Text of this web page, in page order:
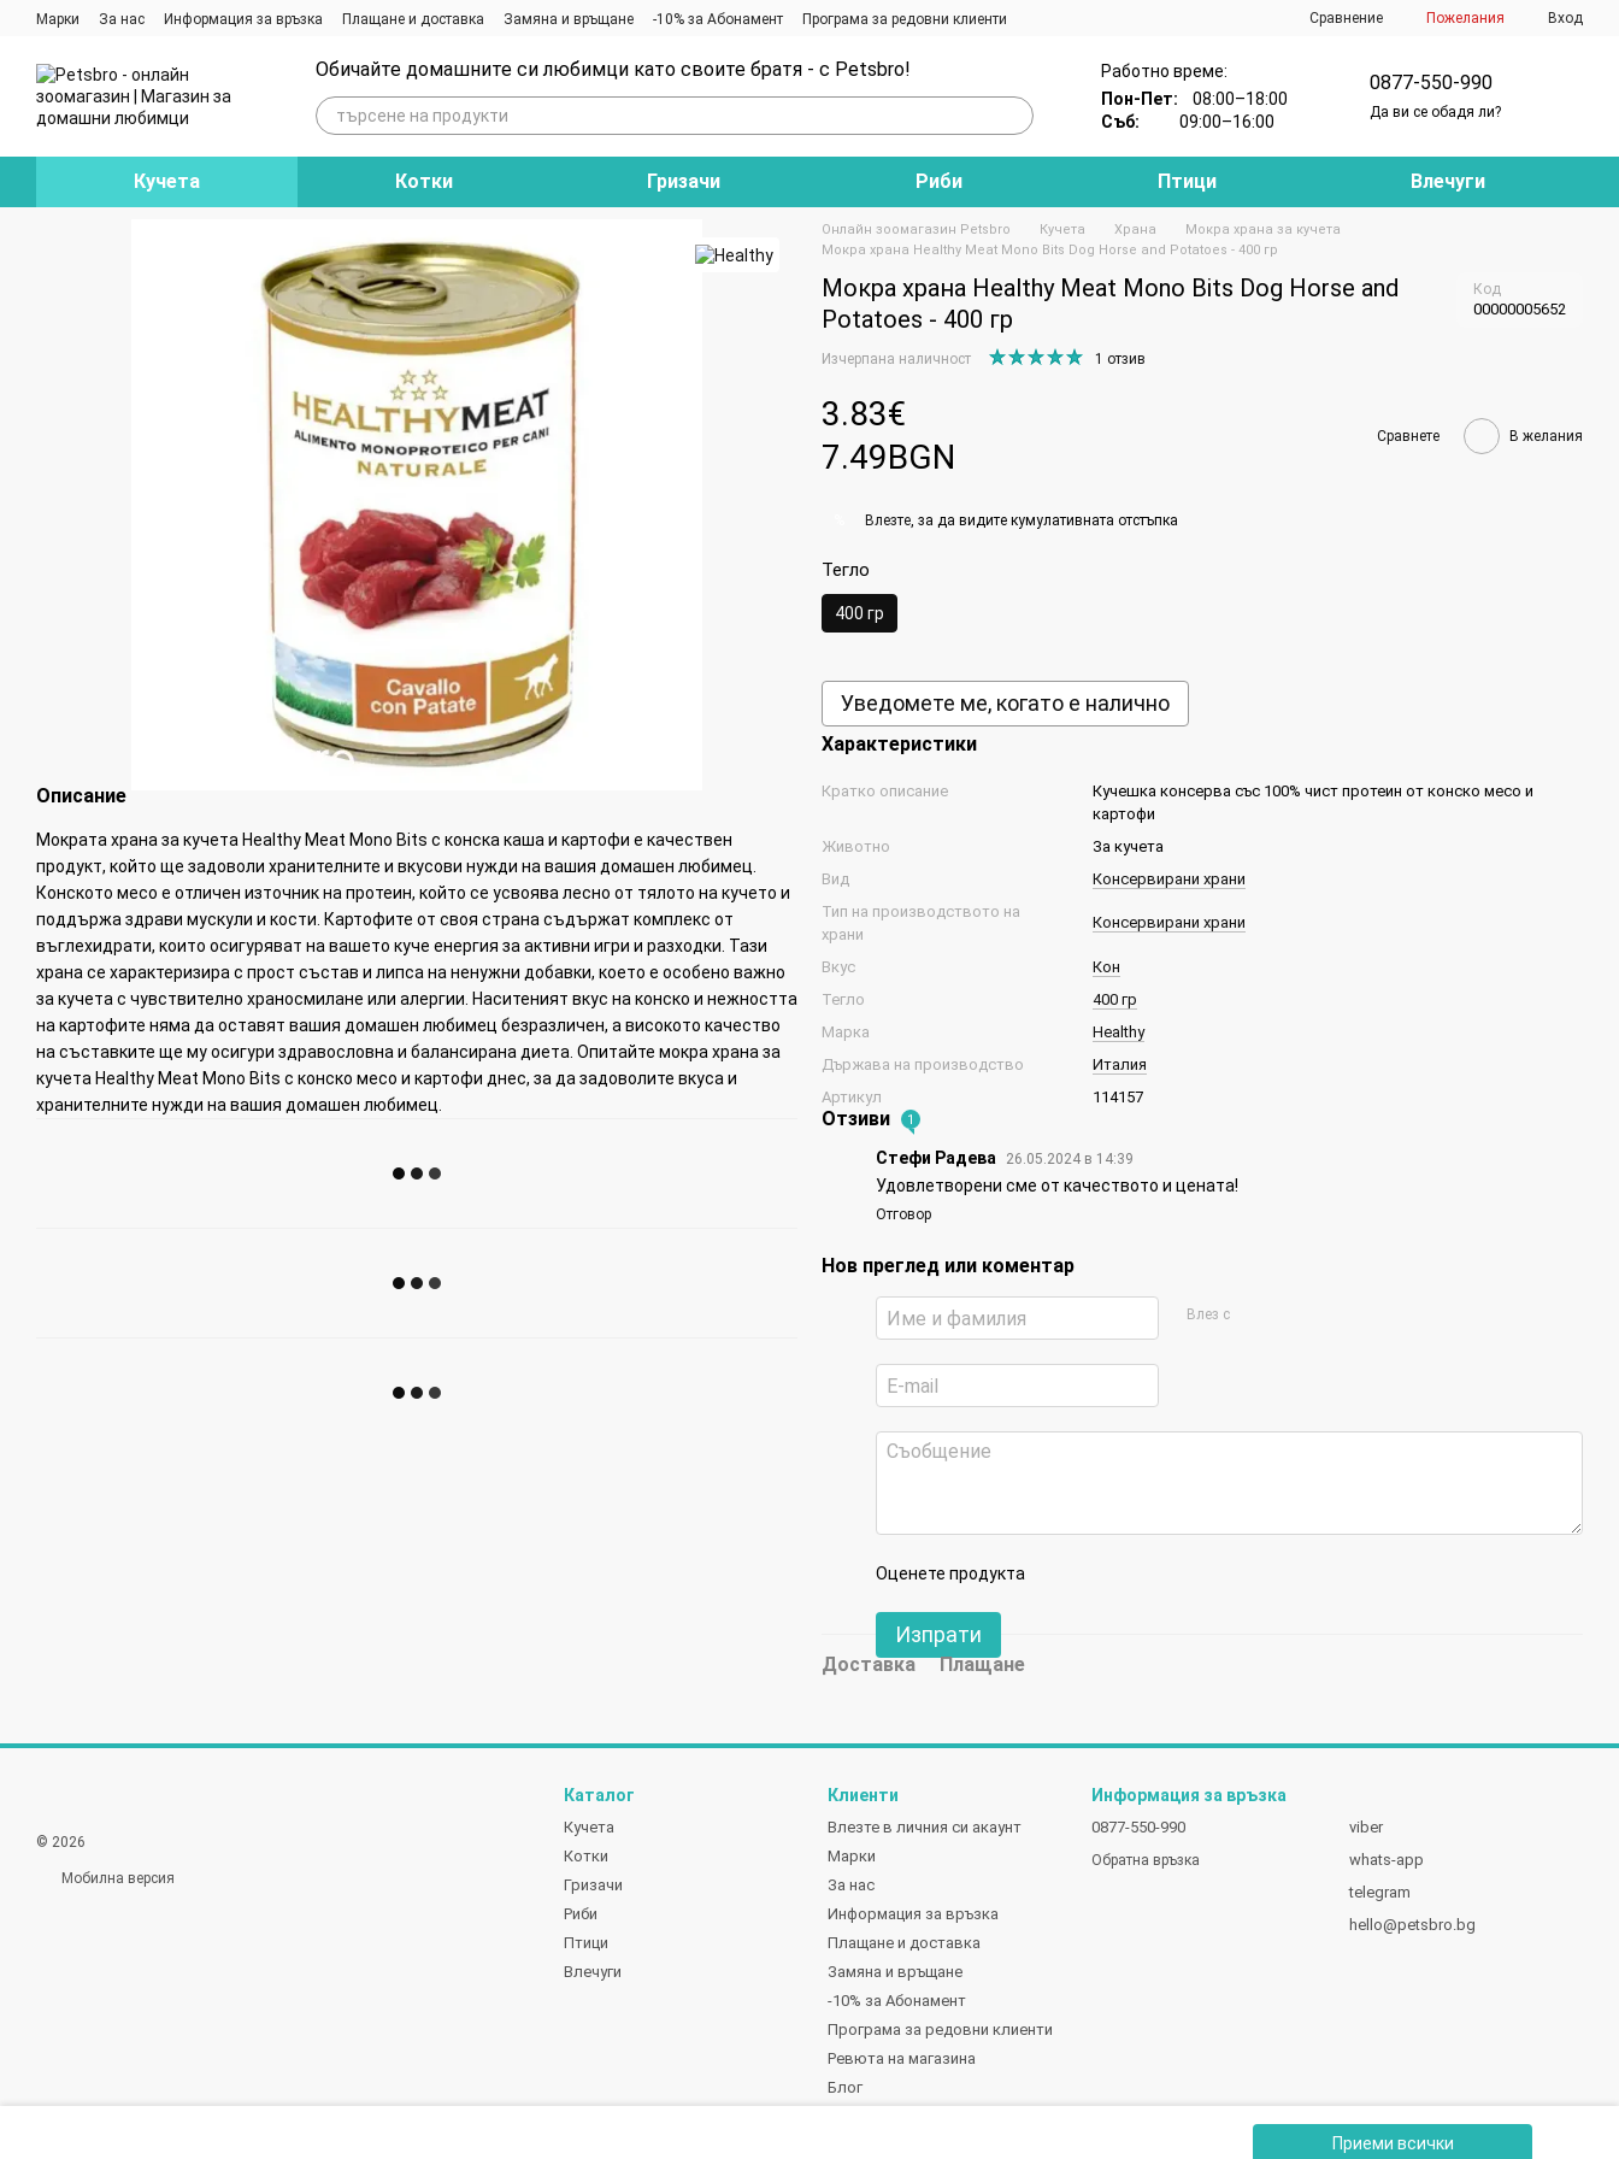
Премини към основното съдържание
Приеми всички
Марки За нас Информация за връзка Плащане и доставка Замяна и връщане -10% за Абонамент
Програма за редовни клиенти
Сравнение Пожелания Вход
Обичайте домашните си любимци като своите братя - с Petsbro!
Работно време:
Пон-Пет:08:00–18:00
Съб:09:00–16:00
0877-550-990
Да ви се обадя ли?
Кучета Котки Гризачи Риби Птици Влечуги
Описание
Мократа храна за кучета Healthy Meat Mono Bits с конска каша и картофи е качествен
продукт, който ще задоволи хранителните и вкусови нужди на вашия домашен любимец.
Конското месо е отличен източник на протеин, който се усвоява лесно от тялото на кучето и
поддържа здрави мускули и кости. Картофите от своя страна съдържат комплекс от
въглехидрати, които осигуряват на вашето куче енергия за активни игри и разходки. Тази
храна се характеризира с прост състав и липса на ненужни добавки, което е особено важно
за кучета с чувствително храносмилане или алергии. Наситеният вкус на конско и нежността
на картофите няма да оставят вашия домашен любимец безразличен, а високото качество
на съставките ще му осигури здравословна и балансирана диета. Опитайте мокра храна за
кучета Healthy Meat Mono Bits с конско месо и картофи днес, за да задоволите вкуса и
хранителните нужди на вашия домашен любимец.
Онлайн зоомагазин Petsbro Кучета Храна
Мокра храна за кучета
Мокра храна Healthy Meat Mono Bits Dog Horse and Potatoes - 400 гр
Мокра храна Healthy Meat Mono Bits Dog Horse and
Potatoes - 400 гр
Код
00000005652
Изчерпана наличност 1 отзив
3.83€
7.49BGN
Сравнете В желания
Влезте , за да видите кумулативната отстъпка
Тегло
400 гр
Уведомете ме, когато е налично
Характеристики
Кратко описание
Кучешка консерва със 100% чист протеин от конско месо и
картофи
Животно
За кучета
Вид
Консервирани храни
Тип на производството на
храни
Консервирани храни
Вкус
Кон
Тегло
400 гр
Марка
Healthy
Държава на производство
Италия
Артикул
114157
Отзиви 1
Стефи Радева 26.05.2024 в 14:39
Удовлетворени сме от качеството и цената!
Отговор
Нов преглед или коментар
Влез с
Оценете продукта
Изпрати
Доставка Плащане
© 2026
Мобилна версия
Каталог
Кучета
Котки
Гризачи
Риби
Птици
Влечуги
Клиенти
Влезте в личния си акаунт
Марки
За нас
Информация за връзка
Плащане и доставка
Замяна и връщане
-10% за Абонамент
Програма за редовни клиенти
Ревюта на магазина
Блог
Информация за връзка
0877-550-990
Обратна връзка
viber
whats-app
telegram
hello@petsbro.bg